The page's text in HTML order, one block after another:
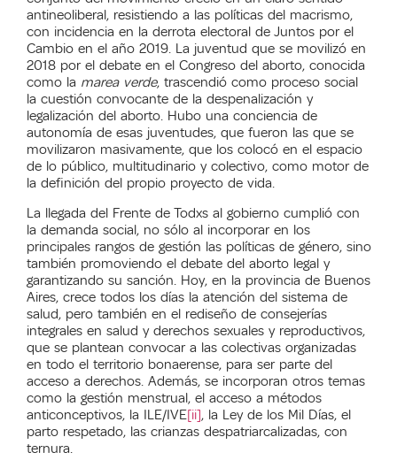
antineoliberal, resistiendo a las políticas del macrismo,
con incidencia en la derrota electoral de Juntos por el
Cambio en el año 2019. La juventud que se movilizó en
2018 por el debate en el Congreso del aborto, conocida
como la marea verde, trascendió como proceso social
la cuestión convocante de la despenalización y
legalización del aborto. Hubo una conciencia de
autonomía de esas juventudes, que fueron las que se
movilizaron masivamente, que los colocó en el espacio
de lo público, multitudinario y colectivo, como motor de
la definición del propio proyecto de vida.
La llegada del Frente de Todxs al gobierno cumplió con
la demanda social, no sólo al incorporar en los
principales rangos de gestión las políticas de género, sino
también promoviendo el debate del aborto legal y
garantizando su sanción. Hoy, en la provincia de Buenos
Aires, crece todos los días la atención del sistema de
salud, pero también en el rediseño de consejerías
integrales en salud y derechos sexuales y reproductivos,
que se plantean convocar a las colectivas organizadas
en todo el territorio bonaerense, para ser parte del
acceso a derechos. Además, se incorporan otros temas
como la gestión menstrual, el acceso a métodos
anticonceptivos, la ILE/IVE[ii], la Ley de los Mil Días, el
parto respetado, las crianzas despatriarcalizadas, con
ternura.